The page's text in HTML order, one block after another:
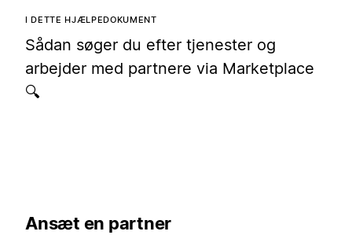
I DETTE HJÆLPEDOKUMENT
Sådan søger du efter tjenester og
arbejder med partnere via Marketplace
🔍
Ansæt en partner